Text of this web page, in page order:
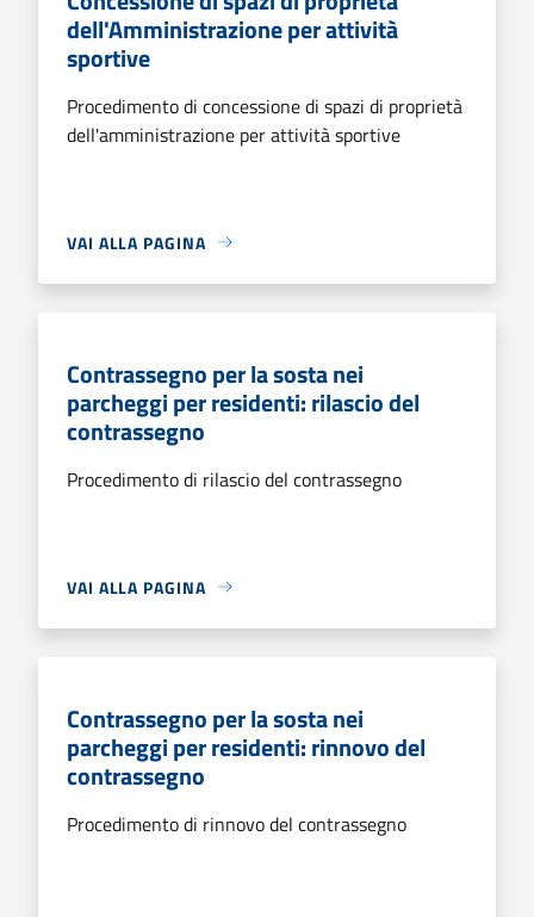
dell'Amministrazione per attività
sportive
Procedimento di concessione di spazi di proprietà
dell'amministrazione per attività sportive
VAI ALLA PAGINA
Contrassegno per la sosta nei
parcheggi per residenti: rilascio del
contrassegno
Procedimento di rilascio del contrassegno
VAI ALLA PAGINA
Contrassegno per la sosta nei
parcheggi per residenti: rinnovo del
contrassegno
Procedimento di rinnovo del contrassegno